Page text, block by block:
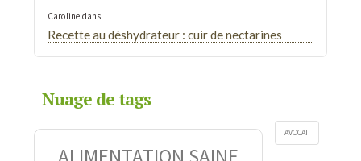
Carolinedans
Recette au déshydrateur : cuir de nectarines
Nuage de tags
AVOCAT